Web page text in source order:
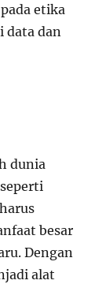
etika
data dan
dunia
besar
Dengan
alat